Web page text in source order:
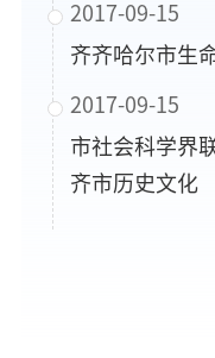
2017-09-15
齐齐哈尔市生
2017-09-15
市社会科学界
齐市历史文化